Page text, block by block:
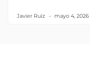
Javier Ruiz mayo 4, 2026